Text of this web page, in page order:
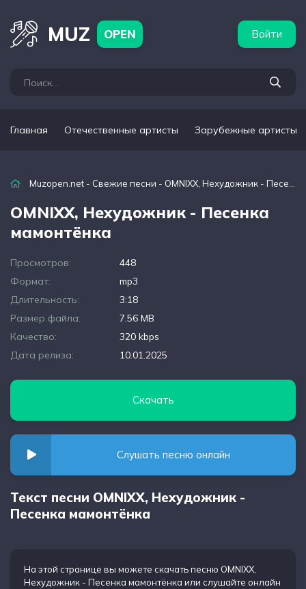
MUZ OPEN Войти
Главная Отечественные артисты Зарубежные артисты
Muzopen.net - Свежие песни - OMNIXX, Нехудожник - Песенка мамонтёнка
OMNIXX, Нехудожник - Песенка
мамонтёнка
Просмотров:
448
Формат:
mp3
Длительность:
3:18
Размер файла:
7.56 MB
Качество:
320 kbps
Дата релиза:
10.01.2025
Скачать
Слушать песню онлайн
Текст песни OMNIXX, Нехудожник -
Песенка мамонтёнка
На этой странице вы можете скачать песню OMNIXX,
Нехудожник - Песенка мамонтёнка или слушайте онлайн
артисты Популярные подборки